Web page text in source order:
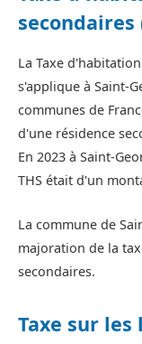
secondaires
La Taxe
s'applique à Saint-
communes de
d'une résidence
En 2023 à Saint-
THS était d'un
La commune de
majoration de la
secondaires.
Taxe sur les